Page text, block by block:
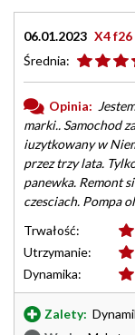
06.01.2023 X4 f26
Średnia:
Opinia:
marki.. Samochod
iuzytkowany w
przez trzy lata.
panewka. Remont
czesciach. Pompa
Trwałość:
Utrzymanie:
Dynamika:
Zalety: